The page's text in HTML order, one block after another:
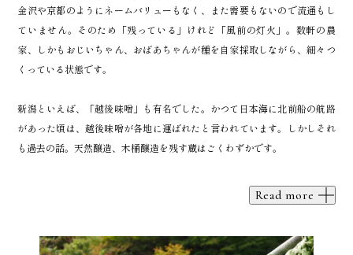
金沢や京都のようにネームバリューもなく、また需要もないので流通もし
ていません。そのため「残っている」けれど「風前の灯火」。数軒の農
家、しかもおじいちゃん、おばあちゃんが種を自家採取しながら、細々つ
くっている状態です。
新潟といえば、「越後味噌」も有名でした。かつて日本海に北前船の航路
があった頃は、越後味噌が各地に運ばれたと言われています。しかしそれ
も過去の話。天然醸造、木桶醸造を残す蔵はごくわずかです。
Read more